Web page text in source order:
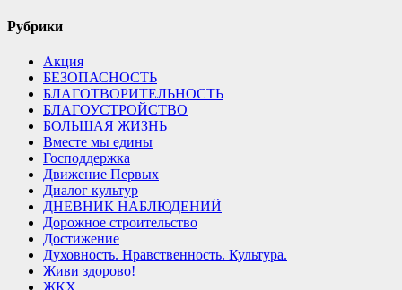
Рубрики
Акция
БЕЗОПАСНОСТЬ
БЛАГОТВОРИТЕЛЬНОСТЬ
БЛАГОУСТРОЙСТВО
БОЛЬШАЯ ЖИЗНЬ
Вместе мы едины
Господдержка
Движение Первых
Диалог культур
ДНЕВНИК НАБЛЮДЕНИЙ
Дорожное строительство
Достижение
Духовность. Нравственность. Культура.
Живи здорово!